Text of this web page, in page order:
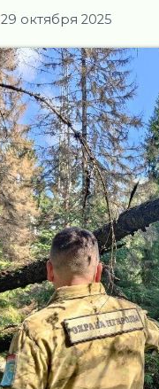
29 октября 2025